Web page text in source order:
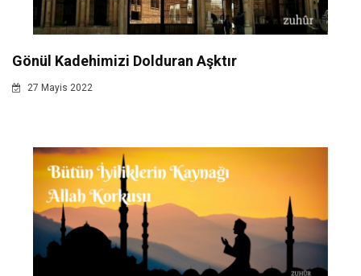
Gönül Kadehimizi Dolduran Aşktır
27 Mayis 2022